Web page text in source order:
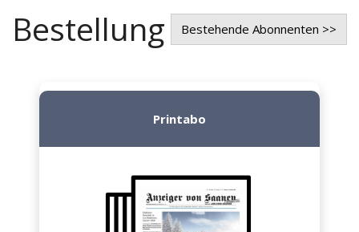
Bestellung Bestehende Abonnenten >>
Printabo